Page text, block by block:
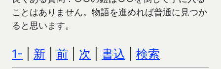
ことはありません。物語を進めれば普通に見つか
ると思います。
1- 新 前 次 書込 検索